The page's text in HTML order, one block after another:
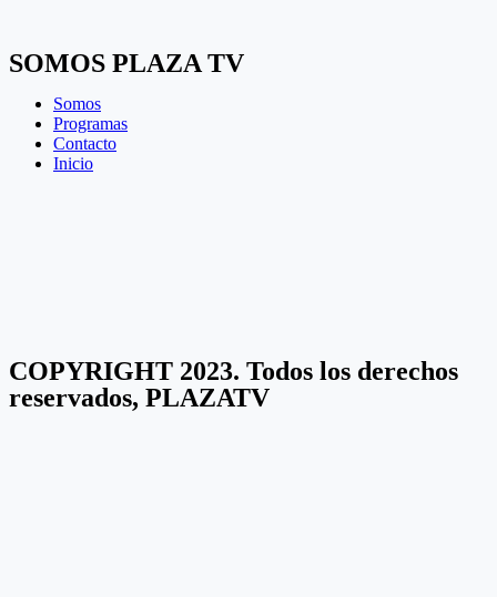
SOMOS PLAZA TV
Somos
Programas
Contacto
Inicio
COPYRIGHT 2023. Todos los derechos
reservados, PLAZATV